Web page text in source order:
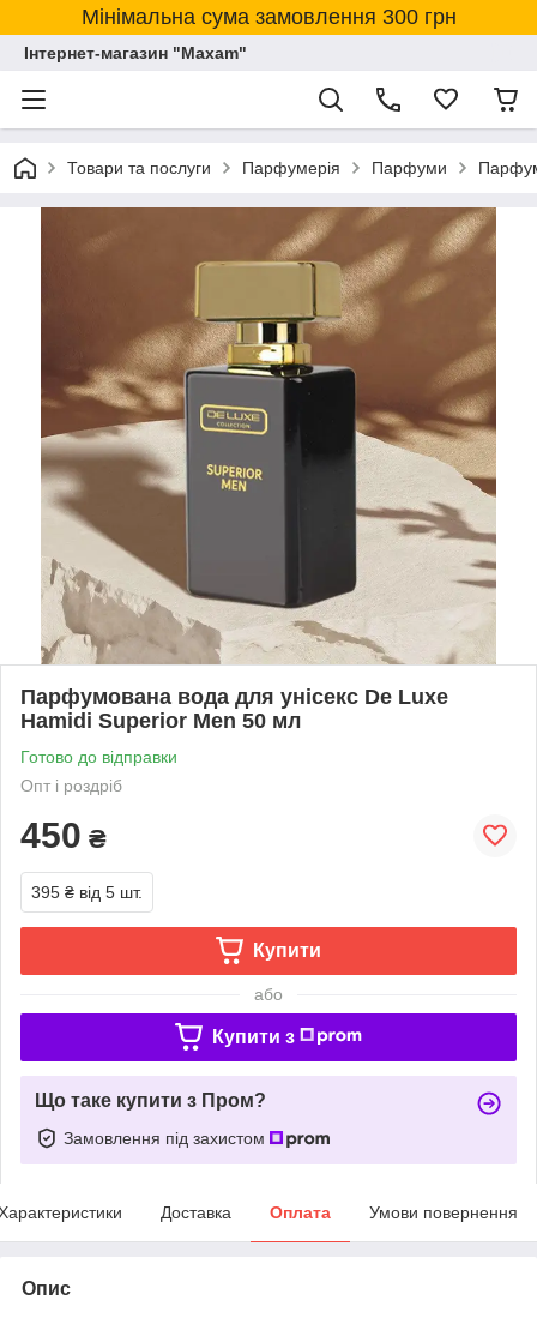
Мінімальна сума замовлення 300 грн
Інтернет-магазин "Maxam"
Товари та послуги Парфумерія Парфуми
Парфумована вода для унісекс De Luxe
Hamidi Superior Men 50 мл
Готово до відправки
Опт і роздріб
450 ₴
395 ₴ від 5 шт.
Купити
або
Купити з
Що таке купити з Пром?
Замовлення під захистом
Доставка Оплата Умови повернення
Опис